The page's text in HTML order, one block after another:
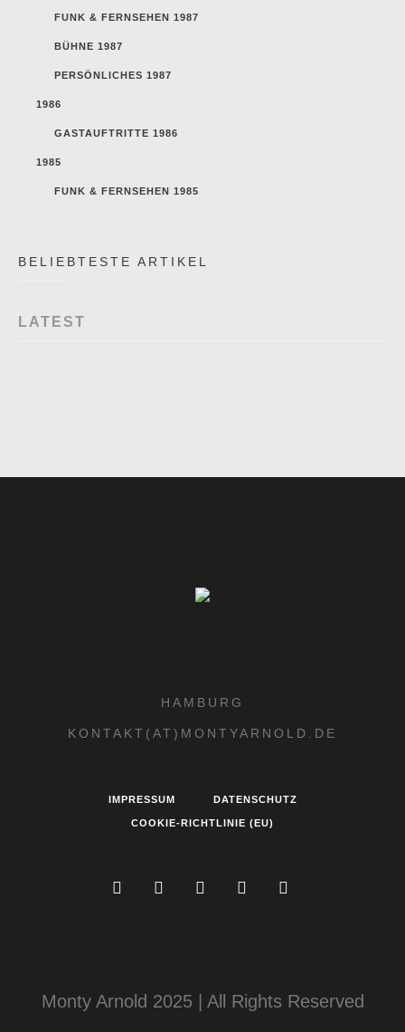
FUNK & FERNSEHEN 1987
BÜHNE 1987
PERSÖNLICHES 1987
1986
GASTAUFTRITTE 1986
1985
FUNK & FERNSEHEN 1985
BELIEBTESTE ARTIKEL
LATEST
HAMBURG
KONTAKT(AT)MONTYARNOLD.DE
IMPRESSUM DATENSCHUTZ
COOKIE-RICHTLINIE (EU)
Monty Arnold 2025 | All Rights Reserved